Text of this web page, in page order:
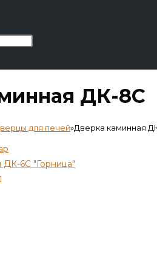
ДК-8С
для печей»Дверка каминная